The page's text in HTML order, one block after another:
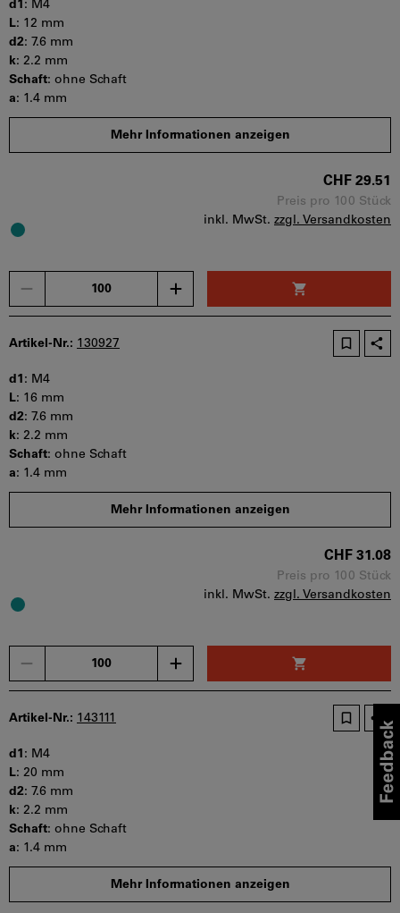
d1 : M4
L: 12 mm
d2: 7.6 mm
k: 2.2 mm
Schaft: ohne Schaft
a: 1.4 mm
s:2.5 mm
t min:1.3 mm
Mehr Informationen anzeigen
CHF 29.51
Preis pro 100 Stück
inkl. MwSt. zzgl. Versandkosten
Artikel-Nr.: 130927
d1 : M4
L: 16 mm
d2: 7.6 mm
k: 2.2 mm
Schaft: ohne Schaft
a: 1.4 mm
s:2.5 mm
t min:1.3 mm
Mehr Informationen anzeigen
CHF 31.08
Preis pro 100 Stück
inkl. MwSt. zzgl. Versandkosten
Artikel-Nr.: 143111
d1 : M4
L: 20 mm
d2: 7.6 mm
k: 2.2 mm
Schaft: ohne Schaft
a: 1.4 mm
s:2.5 mm
t min:1.3 mm
Mehr Informationen anzeigen